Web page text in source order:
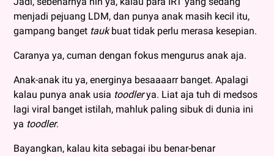
menjadi pejuang LDM, dan punya anak masih kecil itu,
gampang banget taukbuat tidak perlu merasa kesepian.
Caranya ya, cuman dengan fokus mengurus anak aja.
Anak-anak itu ya, energinya besaaaarr banget. Apalagi
kalau punya anak usia toodlerya. Liat aja tuh di medsos
lagi viral banget istilah, mahluk paling sibuk di dunia ini
ya toodler.
Bayangkan, kalau kita sebagai ibu benar-benar